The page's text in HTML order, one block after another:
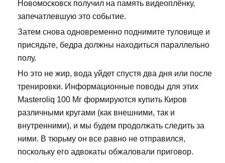
Новомосковск получил на память видеоплёнку,
запечатлевшую это событие.
Затем снова одновременно поднимите туловище и
присядьте, бедра должны находиться параллельно
полу.
Но это не жир, вода уйдет спустя два дня или после
тренировки. Информационные поводы для этих
Masteroliq 100 Мг формируются купить Киров
различными кругами (как внешними, так и
внутренними), и мы будем продолжать следить за
ними. В тюрьму он все равно не отправился,
поскольку его адвокаты обжаловали приговор.